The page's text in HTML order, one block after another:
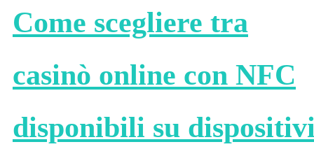
Come scegliere tra
casinò online con NFC
disponibili su